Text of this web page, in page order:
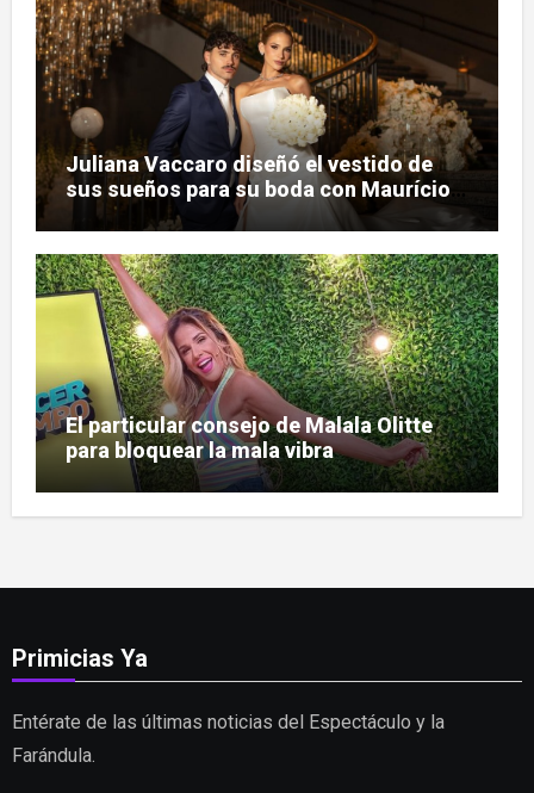
Juliana Vaccaro diseñó el vestido de
sus sueños para su boda con Maurício
Prado
El particular consejo de Malala Olitte
para bloquear la mala vibra
Primicias Ya
Entérate de las últimas noticias del Espectáculo y la
Farándula.